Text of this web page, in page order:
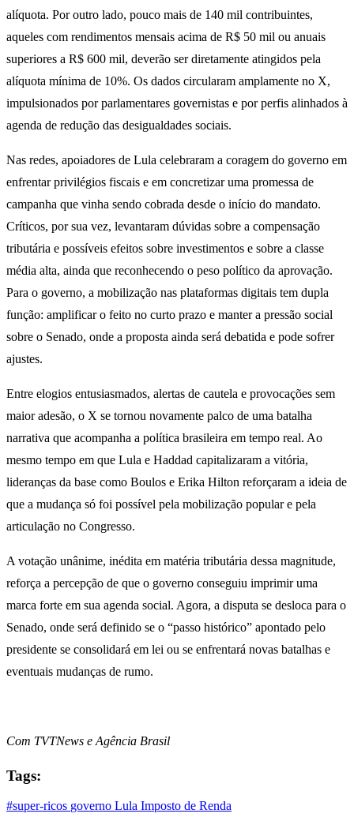
alíquota. Por outro lado, pouco mais de 140 mil contribuintes,
aqueles com rendimentos mensais acima de R$ 50 mil ou anuais
superiores a R$ 600 mil, deverão ser diretamente atingidos pela
alíquota mínima de 10%. Os dados circularam amplamente no X,
impulsionados por parlamentares governistas e por perfis alinhados à
agenda de redução das desigualdades sociais.
Nas redes, apoiadores de Lula celebraram a coragem do governo em
enfrentar privilégios fiscais e em concretizar uma promessa de
campanha que vinha sendo cobrada desde o início do mandato.
Críticos, por sua vez, levantaram dúvidas sobre a compensação
tributária e possíveis efeitos sobre investimentos e sobre a classe
média alta, ainda que reconhecendo o peso político da aprovação.
Para o governo, a mobilização nas plataformas digitais tem dupla
função: amplificar o feito no curto prazo e manter a pressão social
sobre o Senado, onde a proposta ainda será debatida e pode sofrer
ajustes.
Entre elogios entusiasmados, alertas de cautela e provocações sem
maior adesão, o X se tornou novamente palco de uma batalha
narrativa que acompanha a política brasileira em tempo real. Ao
mesmo tempo em que Lula e Haddad capitalizaram a vitória,
lideranças da base como Boulos e Erika Hilton reforçaram a ideia de
que a mudança só foi possível pela mobilização popular e pela
articulação no Congresso.
A votação unânime, inédita em matéria tributária dessa magnitude,
reforça a percepção de que o governo conseguiu imprimir uma
marca forte em sua agenda social. Agora, a disputa se desloca para o
Senado, onde será definido se o “passo histórico” apontado pelo
presidente se consolidará em lei ou se enfrentará novas batalhas e
eventuais mudanças de rumo.
Com TVTNews e Agência Brasil
Tags:
#super-ricos governo Lula Imposto de Renda